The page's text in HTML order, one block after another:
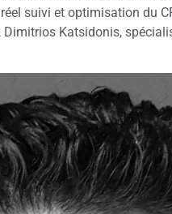
suivi et optimisation du
Katsidonis,